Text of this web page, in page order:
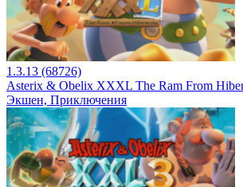
1.3.13 (68726)
Asterix & Obelix XXXL The Ram From
Экшен, Приключения